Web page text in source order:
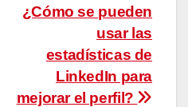
¿Cómo se pueden
usar las
estadísticas de
LinkedIn para
mejorar el perfil?